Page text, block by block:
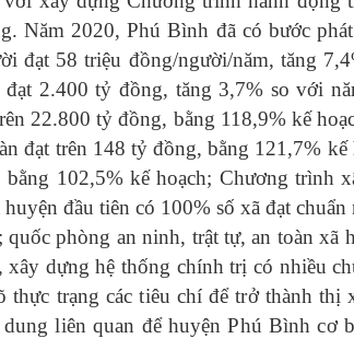
Năm 2020, Phú Bình đã có bước
đạt 58 triệu đồng/người/năm, tăng
2.400 tỷ đồng, tăng 3,7% so với
22.800 tỷ đồng, bằng 118,9% kế
đạt trên 148 tỷ đồng, bằng 121,7%
102,5% kế hoạch; Chương trình
đầu tiên có 100% số xã đạt
phòng an ninh, trật tự, an toàn xã
dựng hệ thống chính trị có nhiều
trạng các tiêu chí để trở thành thị
liên quan để huyện Phú Bình cơ